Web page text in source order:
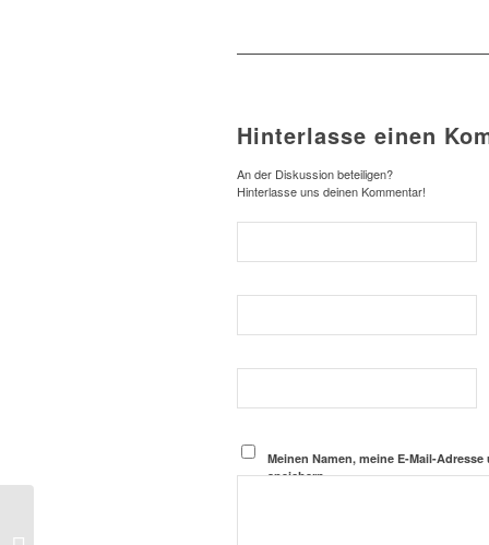
Hinterlasse einen
An der Diskussion beteiligen?
Hinterlasse uns deinen Kommentar!
Meinen Namen, meine E-Mail-
speichern.